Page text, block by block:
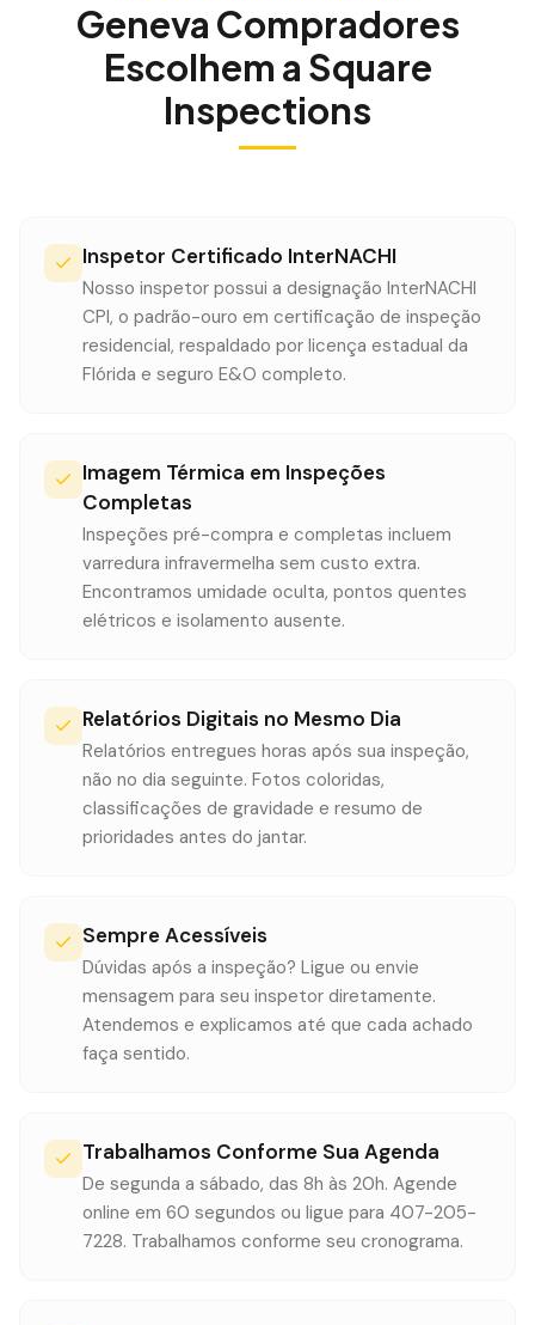
Geneva Compradores
Escolhem a Square
Inspections
Inspetor Certificado InterNACHI
Nosso inspetor possui a designação InterNACHI
CPI, o padrão-ouro em certificação de inspeção
residencial, respaldado por licença estadual da
Flórida e seguro E&O completo.
Imagem Térmica em Inspeções
Completas
Inspeções pré-compra e completas incluem
varredura infravermelha sem custo extra.
Encontramos umidade oculta, pontos quentes
elétricos e isolamento ausente.
Relatórios Digitais no Mesmo Dia
Relatórios entregues horas após sua inspeção,
não no dia seguinte. Fotos coloridas,
classificações de gravidade e resumo de
prioridades antes do jantar.
Sempre Acessíveis
Dúvidas após a inspeção? Ligue ou envie
mensagem para seu inspetor diretamente.
Atendemos e explicamos até que cada achado
faça sentido.
Trabalhamos Conforme Sua Agenda
De segunda a sábado, das 8h às 20h. Agende
online em 60 segundos ou ligue para 407-205-
7228. Trabalhamos conforme seu cronograma.